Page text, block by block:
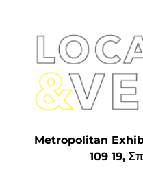
Metropolitan
109 19,